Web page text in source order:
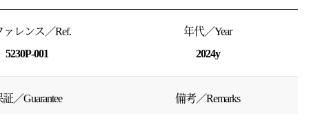
ァレンス／Ref.
5230P-001
年代／Year
2024y
／Guarantee
備考／Remarks